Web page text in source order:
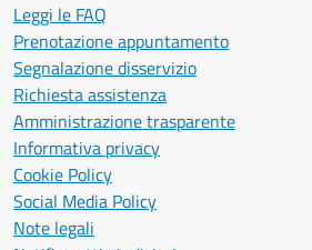
Leggi le FAQ
Prenotazione appuntamento
Segnalazione disservizio
Richiesta assistenza
Amministrazione trasparente
Informativa privacy
Cookie Policy
Social Media Policy
Note legali